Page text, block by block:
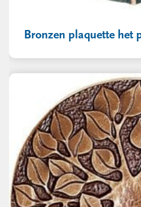
Bronzen plaquette het